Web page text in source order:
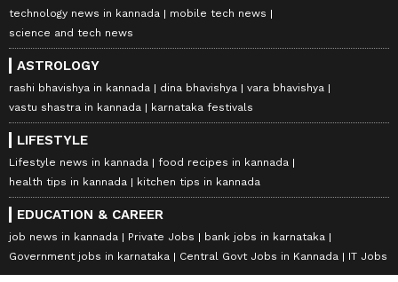
technology news in kannada
mobile tech news
science and tech news
ASTROLOGY
rashi bhavishya in kannada dina bhavishya
vara bhavishya
vastu shastra in kannada
karnataka festivals
LIFESTYLE
Lifestyle news in kannada
food recipes in kannada
health tips in kannada
kitchen tips in kannada
EDUCATION & CAREER
job news in kannada Private Jobs
bank jobs in karnataka
Government jobs in karnataka
Central Govt Jobs in Kannada IT Jobs